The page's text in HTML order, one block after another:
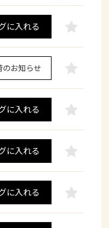
に入れる
のお知らせ
に入れる
に入れる
に入れる